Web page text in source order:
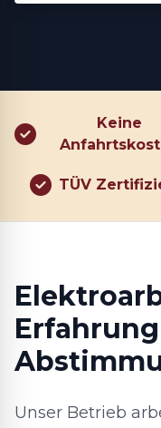
Keine
TÜV
Unser Betrieb